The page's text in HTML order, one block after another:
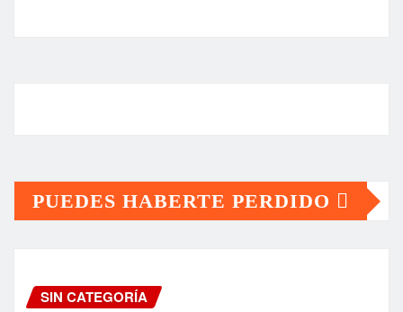
PUEDES HABERTE PERDIDO
SIN CATEGORÍA